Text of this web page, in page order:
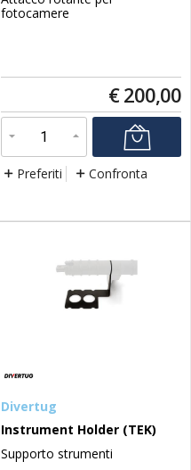
fotocamere
€ 200,00
Preferiti Confronta
Divertug
Instrument Holder (TEK)
Supporto strumenti